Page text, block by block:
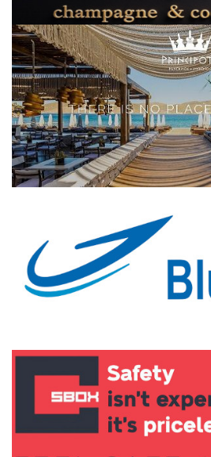
Elections 2023
Γλώσσα
Ελληνικά English